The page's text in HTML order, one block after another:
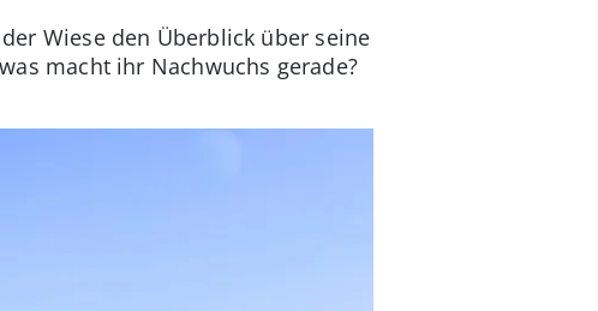
Wiese den Überblick über seine
macht ihr Nachwuchs gerade?